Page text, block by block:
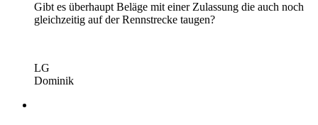
Gibt es überhaupt Beläge mit einer Zulassung die auch noch
gleichzeitig auf der Rennstrecke taugen?
LG
Dominik